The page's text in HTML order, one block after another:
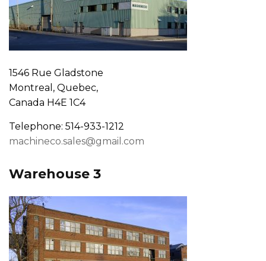
1546 Rue Gladstone
Montreal, Quebec,
Canada H4E 1C4
Telephone: 514-933-1212
machineco.sales@gmail.com
Warehouse 3